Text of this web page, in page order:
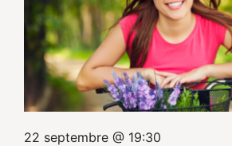
22 septembre @ 19:30